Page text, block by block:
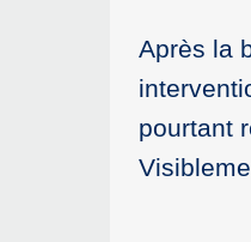
Après la
pourtant